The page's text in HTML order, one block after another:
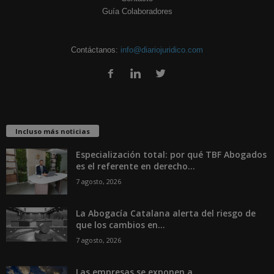
Guía Colaboradores
Contáctanos: info@diariojuridico.com
Incluso más noticias
Especialización total: por qué TBF Abogados
es el referente en derecho...
7 agosto, 2026
La Abogacía Catalana alerta del riesgo de
que los cambios en...
7 agosto, 2026